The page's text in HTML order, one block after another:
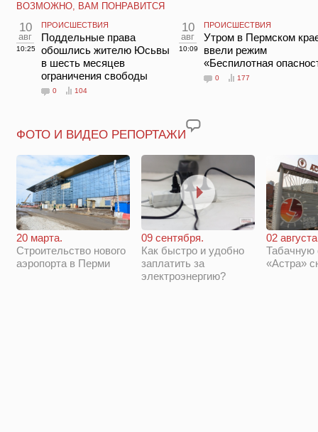
ВОЗМОЖНО, ВАМ ПОНРАВИТСЯ
10
авг
10:25
ПРОИСШЕСТВИЯ
Поддельные права
обошлись жителю Юсьвы
в шесть месяцев
ограничения свободы
0 104
10
авг
10:09
ПРОИСШЕСТВИЯ
Утром в Пермском
ввели режим
«Беспилотная
0 177
ФОТО И ВИДЕО РЕПОРТАЖИ
20 марта.
Строительство нового
аэропорта в Перми
09 сентября.
Как быстро и удобно
заплатить за
электроэнергию?
02
Табачную
«Астра»